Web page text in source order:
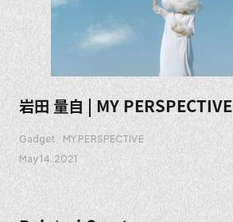
岩田 量自 | MY PERSPECTIVE
Gadget
MY PERSPECTIVE
May 14. 2021